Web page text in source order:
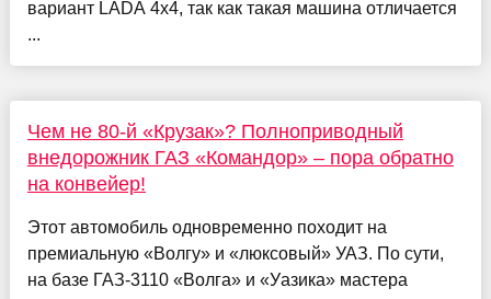
вариант LADA 4x4, так как такая машина отличается
...
Чем не 80-й «Крузак»? Полноприводный
внедорожник ГАЗ «Командор» – пора обратно
на конвейер!
Этот автомобиль одновременно походит на
премиальную «Волгу» и «люксовый» УАЗ. По сути,
на базе ГАЗ-3110 «Волга» и «Уазика» мастера